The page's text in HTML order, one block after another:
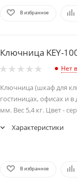
В избранное
Ключница KEY-
Нет
Ключница (шкаф для
гостиницах, офисах и
мм. Вес 5,4 кг. Цвет -
Характеристики
В избранное